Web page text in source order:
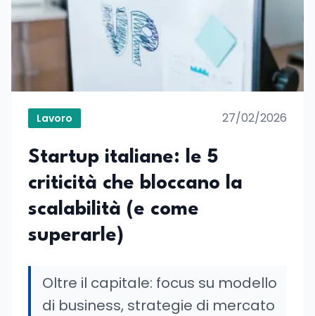
Lavoro 27/02/2026
Startup italiane: le 5
criticità che bloccano la
scalabilità (e come
superarle)
Oltre il capitale: focus su modello
di business, strategie di mercato